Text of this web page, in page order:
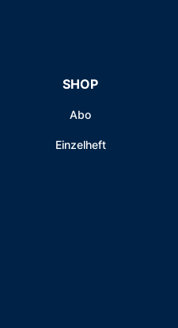
SHOP
Abo
Einzelheft